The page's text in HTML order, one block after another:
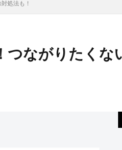
処法も！
つながりたくな